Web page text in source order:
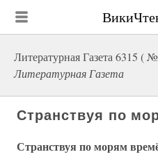
Литературная Газета 6315 (
Литературная Газета
Странствуя по
Странствуя по морям